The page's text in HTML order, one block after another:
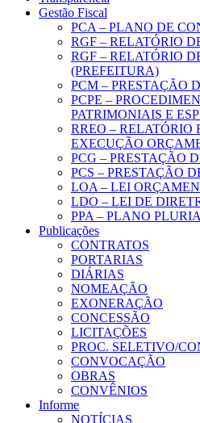
Gestão Fiscal
PCA – PLANO DE
RGF – RELATÓRIO
RGF – RELATÓRIO
(PREFEITURA)
PCM – PRESTAÇÃO
PCPE –
PATRIMONIAIS E
RREO – RELATÓRIO
EXECUÇÃO
PCG – PRESTAÇÃO
PCS – PRESTAÇÃO
LOA – LEI
LDO – LEI DE
PPA – PLANO
Publicações
CONTRATOS
PORTARIAS
DIÁRIAS
NOMEAÇÃO
EXONERAÇÃO
CONCESSÃO
LICITAÇÕES
PROC. SELETIVO/
CONVOCAÇÃO
OBRAS
CONVÊNIOS
Informe
NOTÍCIAS